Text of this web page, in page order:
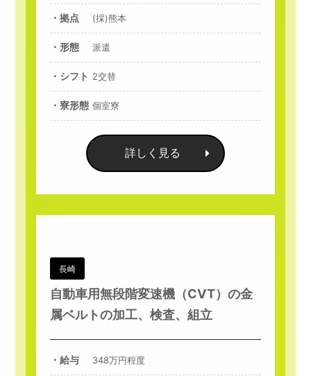
・拠点 (採)熊本
・形態 派遣
・シフト 2交替
・寮形態 個室寮
詳しく見る
長崎
自動車用無段階変速機（CVT）の金
属ベルトの加工、検査、組立
・給与 348万円程度